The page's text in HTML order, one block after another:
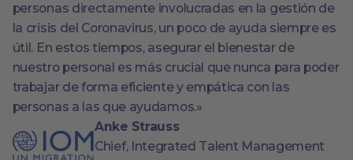
personas directamente involucradas en la gestión de
la crisis del Coronavirus, un poco de ayuda siempre es
útil. En estos tiempos, asegurar el bienestar de
nuestro personal es más crucial que nunca para poder
trabajar de forma eficiente y empática con las
personas a las que ayudamos.»
Anke Strauss
Chief, Integrated Talent Management